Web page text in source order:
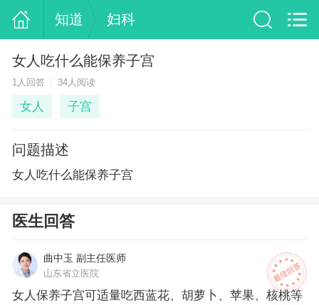
知道 妇科
女人吃什么能保养子宫
1人回答 34人阅读
女人 子宫
问题描述
女人吃什么能保养子宫
医生回答
曲中玉 副主任医师
山东省立医院
女人保养子宫可适量吃西蓝花、胡萝卜、苹果、核桃等